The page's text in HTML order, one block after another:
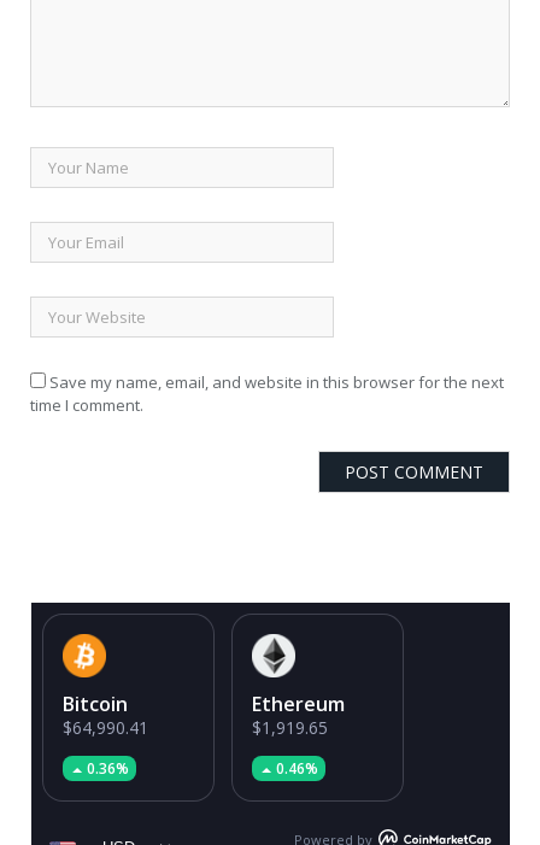
Save my name, email, and website in this browser for the next
time I comment.
Bitcoin
$64,990.41
0.36%
Ethereum
$1,919.65
0.46%
Powered by